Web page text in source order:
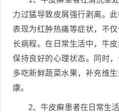
力过猛导致皮屑强行剥离。此
表现为红肿热痛等症状，不
长病程。在日常生活中，牛皮
保持良好的心理状态。同时
多吃新鲜蔬菜水果，补充维
康。
2、牛皮癣患者在日常生